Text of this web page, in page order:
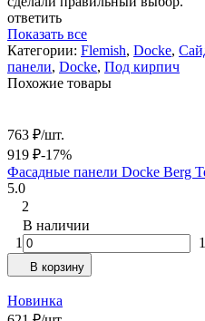
ответить
Показать все
Категории: Flemish, Docke,
панели, Docke, Под кирпич
Похожие товары
763 ₽/шт.
919 ₽-17%
Фасадные панели Docke Berg
5.0
2
В наличии
1
1
В корзину
Новинка